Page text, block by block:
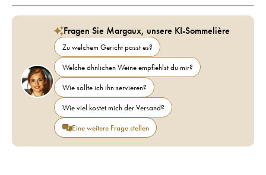
Fragen Sie Margaux, unsere KI-Sommelière
Zu welchem Gericht passt es?
Welche ähnlichen Weine empfiehlst du mir?
Wie sollte ich ihn servieren?
Wie viel kostet mich der Versand?
Eine weitere Frage stellen